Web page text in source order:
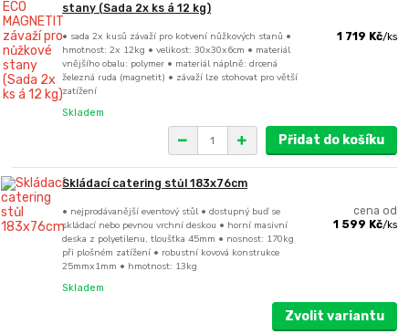
stany (Sada 2x ks á 12 kg)
• sada 2x kusů závaží pro kotvení nůžkových stanů •
hmotnost: 2x 12kg • velikost: 30x30x6cm • materiál
vnějšího obalu: polymer • materiál náplně: drcená
železná ruda (magnetit) • závaží lze stohovat pro větší
zatížení
1 719 Kč/ks
Skladem
Přidat do košíku
Skládací catering stůl 183x76cm
• nejprodávanější eventový stůl • dostupný buď se
skládací nebo pevnou vrchní deskou • horní masivní
deska z polyetilenu, tloušťka 45mm • nosnost: 170kg
při plošném zatížení • robustní kovová konstrukce
25mmx1mm • hmotnost: 13kg
cena od
1 599 Kč/ks
Skladem
Zvolit variantu